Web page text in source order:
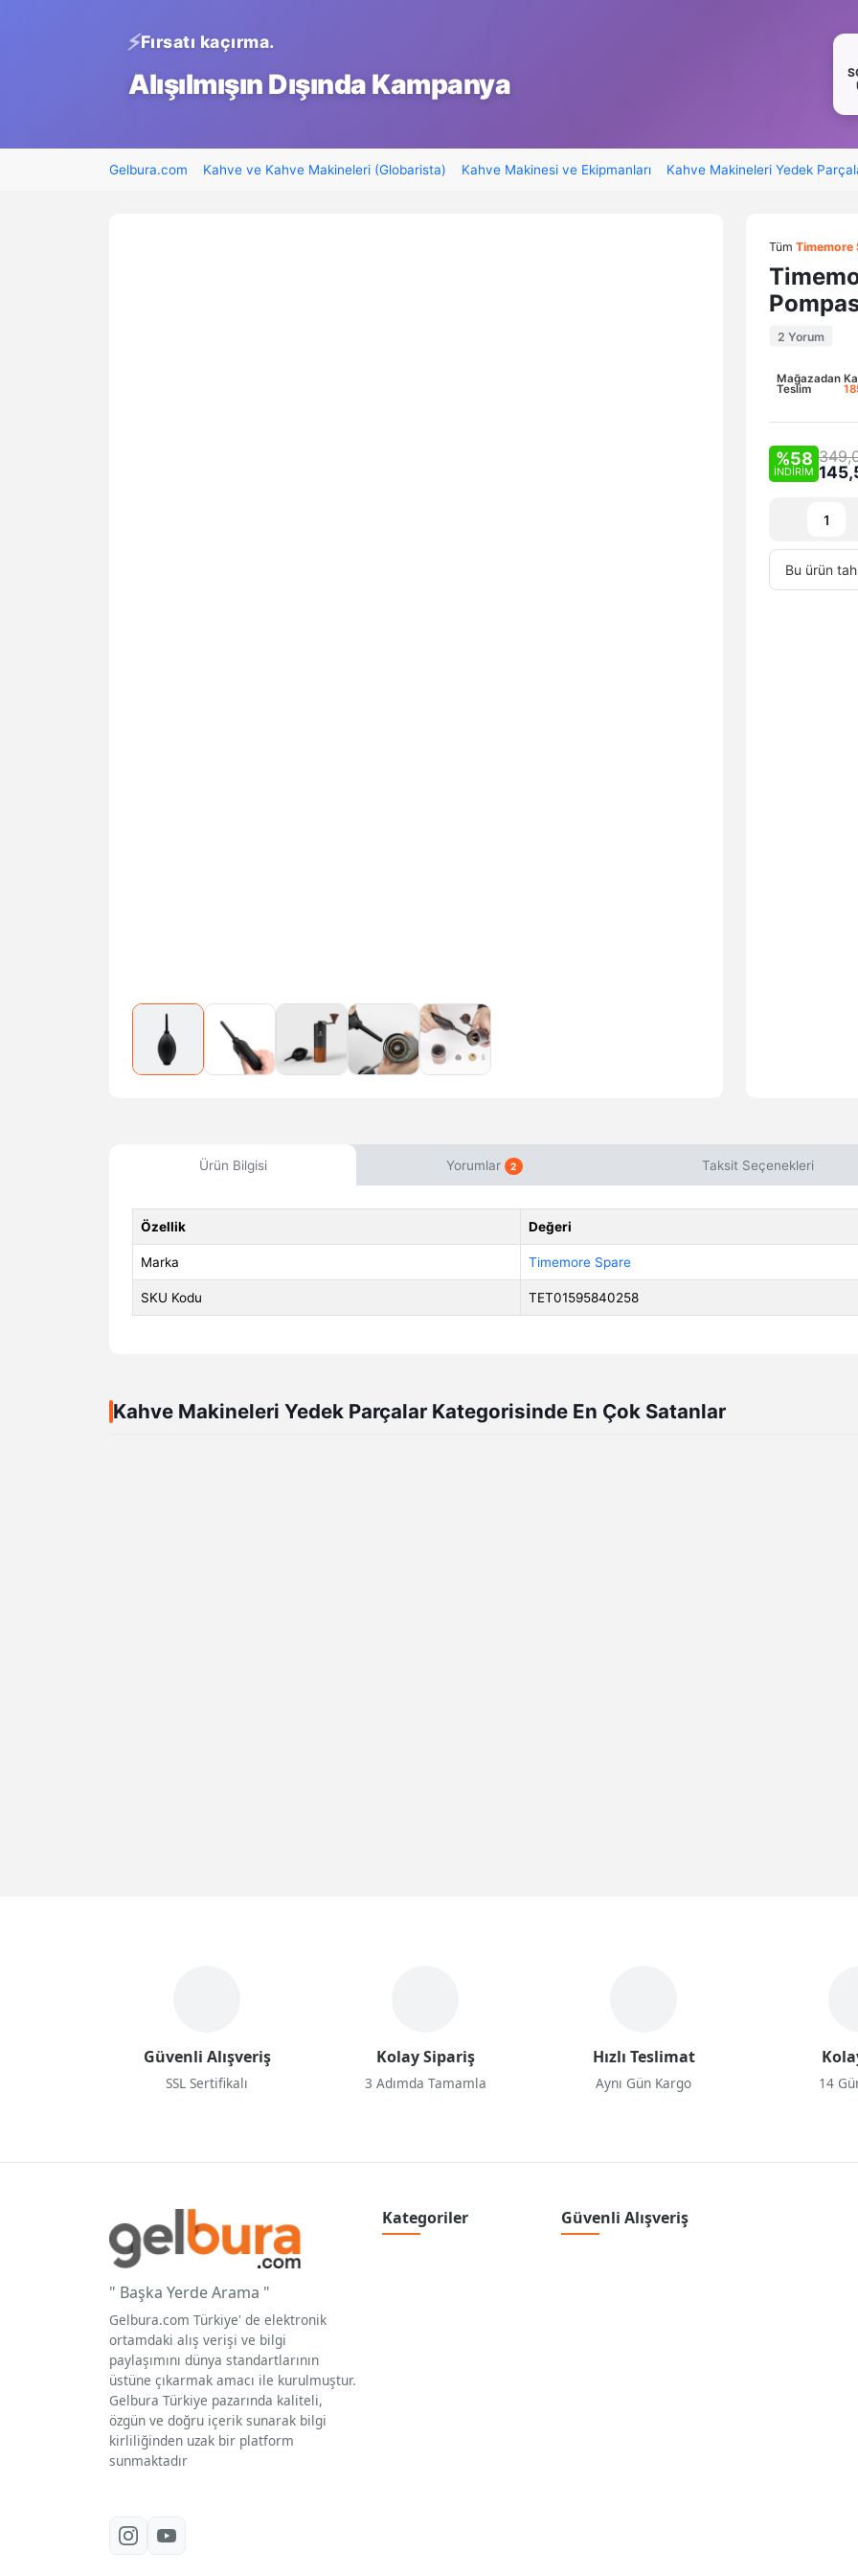
Fırsatı kaçırma.
Alışılmışın Dışında Kampanya
Gelbura.com Kahve ve Kahve Makineleri (Globarista) Kahve Makinesi ve Ekipmanları Kahve Makineleri Yedek
Tüm Timemore
2 Yorum
Mağazadan
Teslim
%58
İNDİRİM
Bu ürün
Ürün Bilgisi Yorumlar 2 Taksit Seçenekleri
Özellik Değeri
Marka Timemore Spare
SKU Kodu TET01595840258
Kahve Makineleri Yedek Parçalar Kategorisinde En Çok Satanlar
Güvenli Alışveriş
SSL Sertifikalı
Kolay Sipariş
3 Adımda Tamamla
Hızlı Teslimat
Aynı Gün Kargo 14
" Başka Yerde Arama "
Gelbura.com Türkiye' de elektronik
ortamdaki alış verişi ve bilgi
paylaşımını dünya standartlarının
üstüne çıkarmak amacı ile kurulmuştur.
Gelbura Türkiye pazarında kaliteli,
özgün ve doğru içerik sunarak bilgi
kirliliğinden uzak bir platform
sunmaktadır
Kategoriler Güvenli Alışveriş